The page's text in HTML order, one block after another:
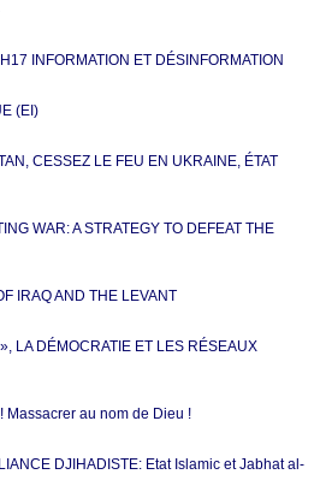
INFORMATION ET DÉSINFORMATION
(EI)
CESSEZ LE FEU EN UKRAINE, ÉTAT
WAR: A STRATEGY TO DEFEAT THE
IRAQ AND THE LEVANT
LA DÉMOCRATIE ET LES RÉSEAUX
Massacrer au nom de Dieu !
DJIHADISTE: Etat Islamic et Jabhat al-